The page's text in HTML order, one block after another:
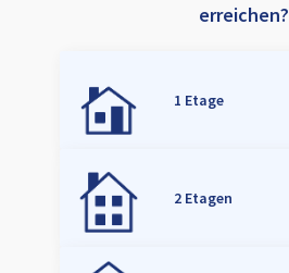
erreichen?
1 Etage
2 Etagen